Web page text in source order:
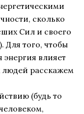
сколько
Сил и своего
Для того, чтобы
энергия влияет
расскажем
(будь то